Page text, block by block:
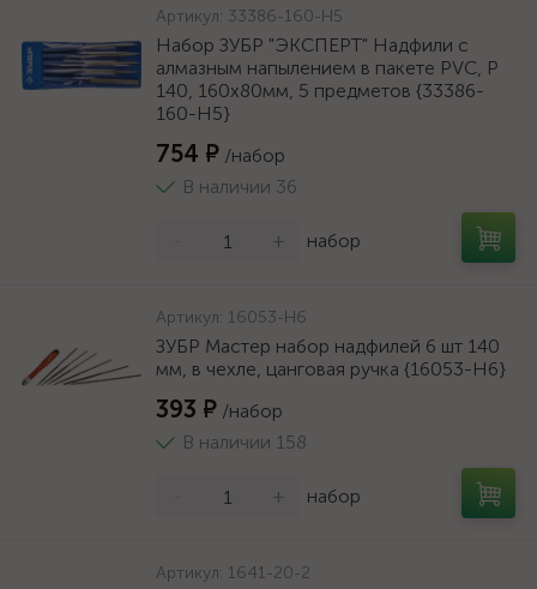
Артикул: 33386-160-H5
Набор ЗУБР "ЭКСПЕРТ" Надфили с
алмазным напылением в пакете PVC, P
140, 160х80мм, 5 предметов {33386-
160-H5}
754 ₽ /набор
В наличии 36
+ набор
Артикул: 16053-H6
ЗУБР Мастер набор надфилей 6 шт 140
мм, в чехле, цанговая ручка {16053-H6}
393 ₽ /набор
В наличии 158
+ набор
Артикул: 1641-20-2